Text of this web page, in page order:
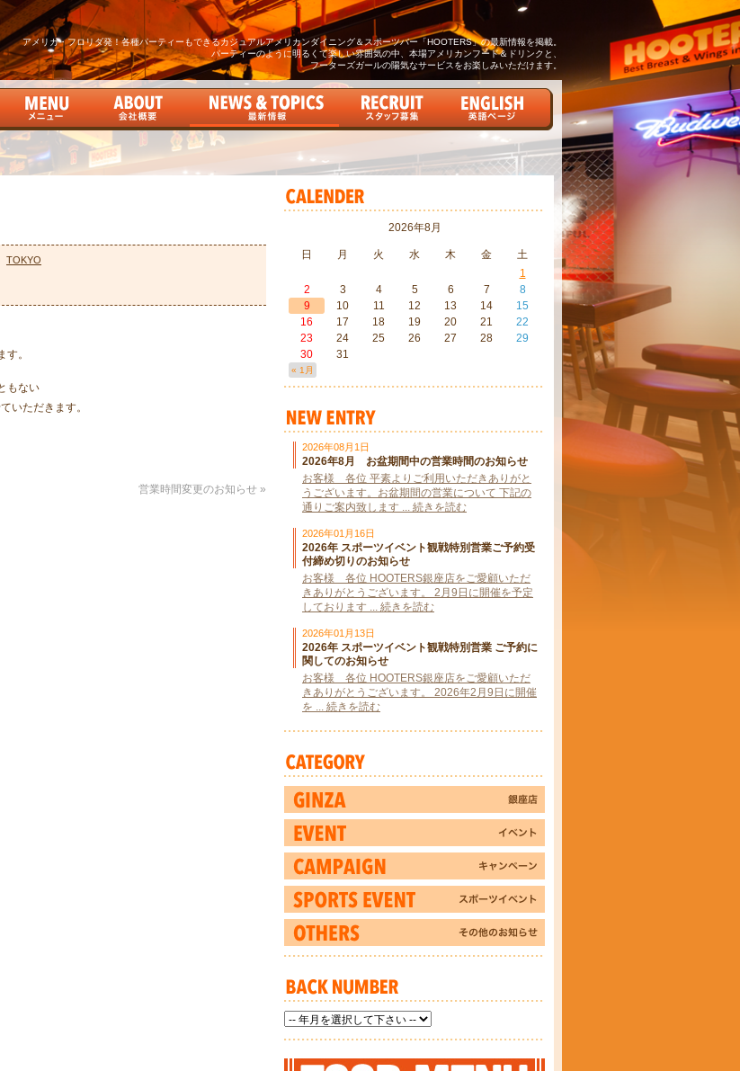
アメリカ・フロリダ発！各種パーティーもできるカジュアルアメリカンダイニング＆スポーツバー「HOOTERS」の最新情報を掲載。
パーティーのように明るくて楽しい雰囲気の中、本場アメリカンフード＆ドリンクと、
フーターズガールの陽気なサービスをお楽しみいただけます。
TOKYO
。
もない
いただきます。
営業時間変更のお知らせ »
2026年8月
日 月 火 水 木 金 土
« 1月
1
2
3 4 5 6 7
8
9
10 11 12 13 14
15
16
17 18 19 20 21
22
23
24 25 26 27 28
29
30
31
2026年08月1日
2026年8月 お盆期間中の営業時間のお知らせ
お客様 各位 平素よりご利用いただきありがと
うございます。お盆期間の営業について 下記の
通りご案内致します ... 続きを読む
2026年01月16日
2026年 スポーツイベント観戦特別営業ご予約受
付締め切りのお知らせ
お客様 各位 HOOTERS銀座店をご愛顧いただ
きありがとうございます。 2月9日に開催を予定
しております ... 続きを読む
2026年01月13日
2026年 スポーツイベント観戦特別営業 ご予約に
関してのお知らせ
お客様 各位 HOOTERS銀座店をご愛顧いただ
きありがとうございます。 2026年2月9日に開催
を ... 続きを読む